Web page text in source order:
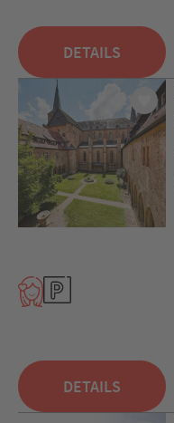
DETAILS
DETAILS